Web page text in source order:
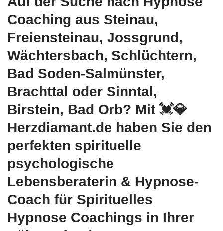
Coaching aus Steinau,
Freiensteinau, Jossgrund,
Wächtersbach, Schlüchtern,
Bad Soden-Salmünster,
Brachttal oder Sinntal,
Birstein, Bad Orb? Mit 💓️💎
Herzdiamant.de haben Sie den
perfekten spirituelle
psychologische
Lebensberaterin & Hypnose-
Coach für Spirituelles
Hypnose Coachings in Ihrer